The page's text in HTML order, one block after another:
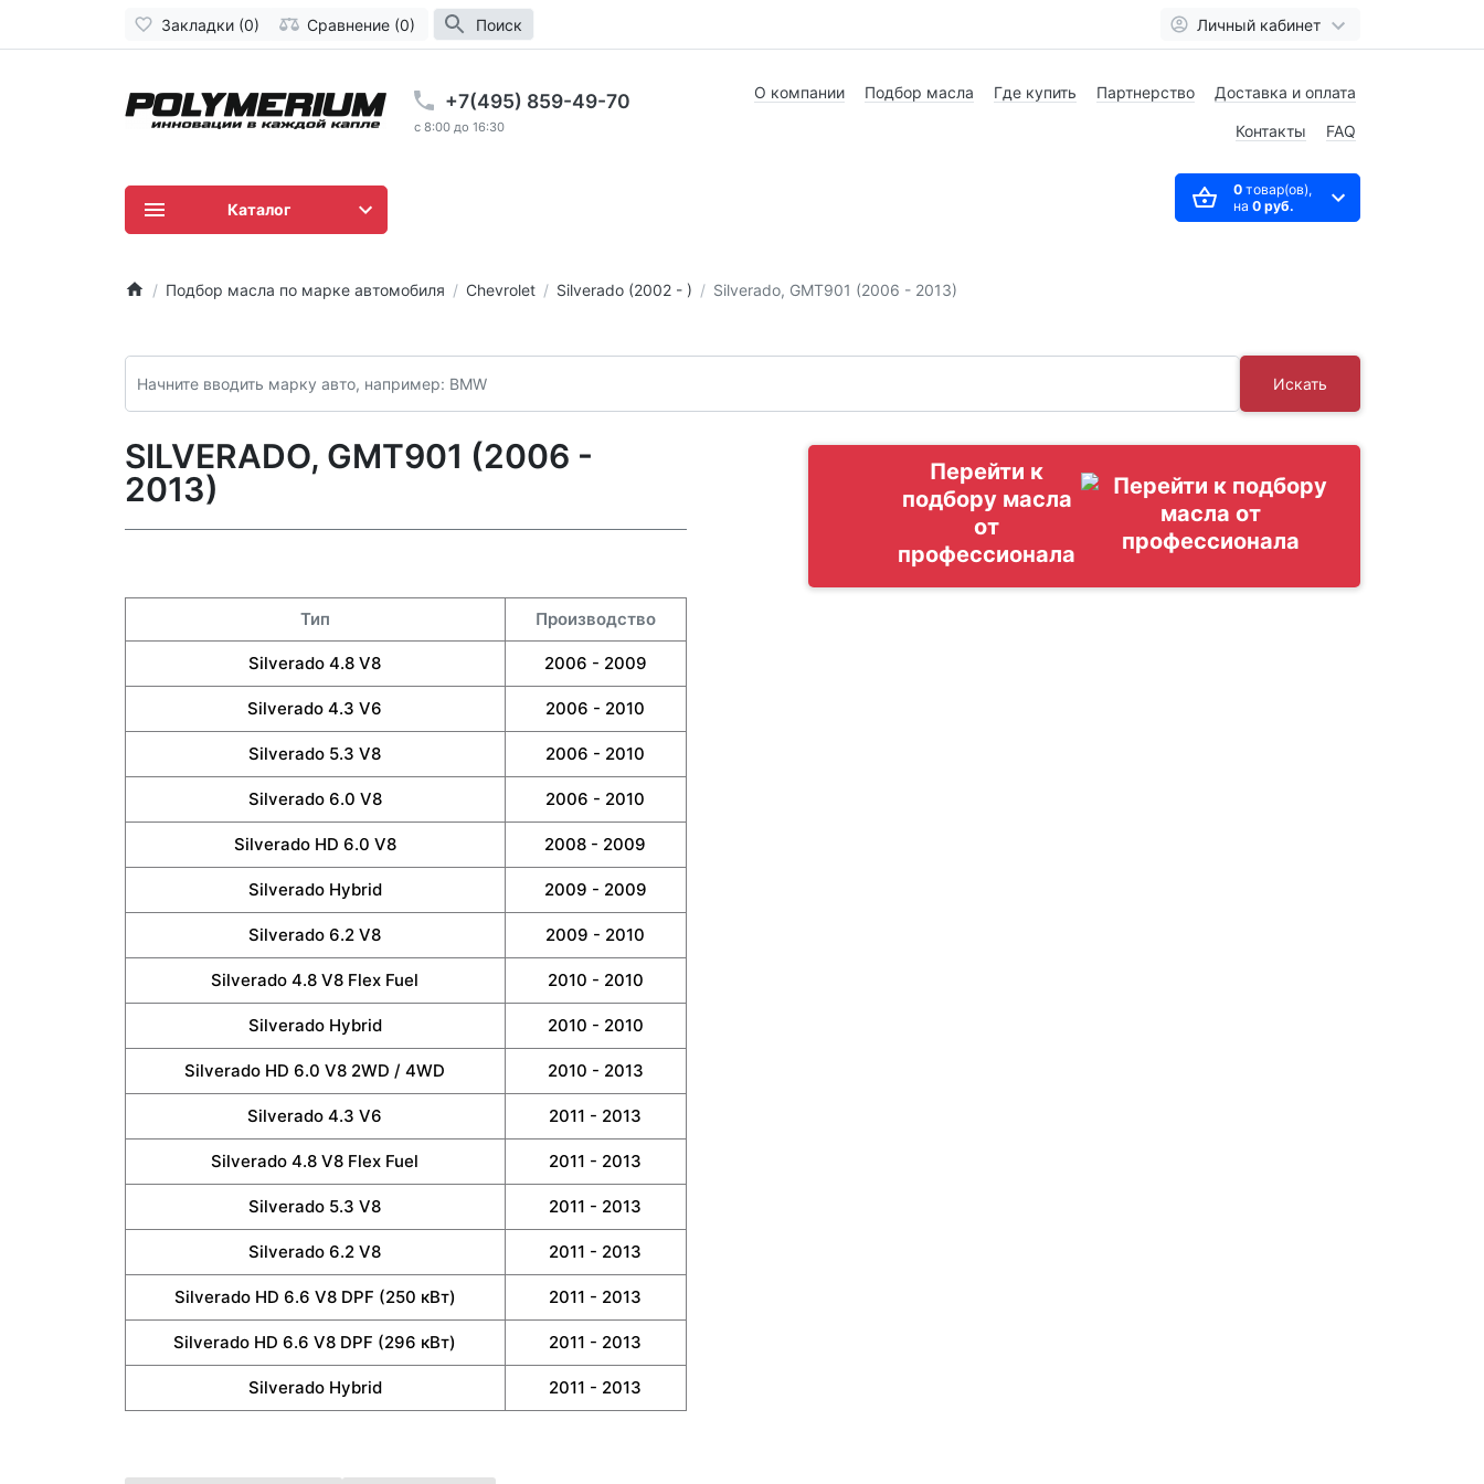
Закладки (0) Сравнение (0) Поиск Личный кабинет
+7(495) 859-49-70
c 8:00 до 16:30
О компании Подбор масла Где купить Партнерство Доставка и оплата
Контакты FAQ
0товар(ов),
на 0 руб.
Каталог
Подбор масла по марке автомобиля Chevrolet Silverado (2002 - ) Silverado, GMT901 (2006 - 2013)
Искать
SILVERADO, GMT901 (2006 -
2013)
Тип Производство
Silverado 4.8 V8 2006 - 2009
Silverado 4.3 V6 2006 - 2010
Silverado 5.3 V8 2006 - 2010
Silverado 6.0 V8 2006 - 2010
Silverado HD 6.0 V8 2008 - 2009
Silverado Hybrid 2009 - 2009
Silverado 6.2 V8 2009 - 2010
Silverado 4.8 V8 Flex Fuel 2010 - 2010
Silverado Hybrid 2010 - 2010
Silverado HD 6.0 V8 2WD / 4WD 2010 - 2013
Silverado 4.3 V6 2011 - 2013
Silverado 4.8 V8 Flex Fuel 2011 - 2013
Silverado 5.3 V8 2011 - 2013
Silverado 6.2 V8 2011 - 2013
Silverado HD 6.6 V8 DPF (250 кВт) 2011 - 2013
Silverado HD 6.6 V8 DPF (296 кВт) 2011 - 2013
Silverado Hybrid 2011 - 2013
Перейти к
подбору масла
от
профессионала